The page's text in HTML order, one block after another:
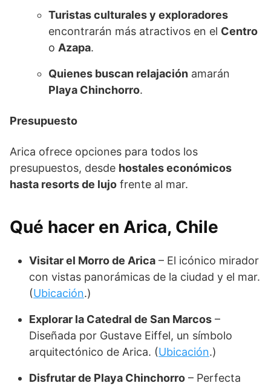
Turistas culturales y exploradores
encontrarán más atractivos en el Centro
o Azapa.
Quienes buscan relajación amarán
Playa Chinchorro.
Presupuesto
Arica ofrece opciones para todos los
presupuestos, desde hostales económicos
hasta resorts de lujo frente al mar.
Qué hacer en Arica, Chile
Visitar el Morro de Arica – El icónico mirador
con vistas panorámicas de la ciudad y el mar.
(Ubicación.)
Explorar la Catedral de San Marcos –
Diseñada por Gustave Eiffel, un símbolo
arquitectónico de Arica. (Ubicación.)
Disfrutar de Playa Chinchorro – Perfecta